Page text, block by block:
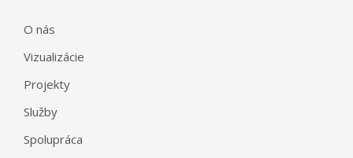
O nás
Vizualizácie
Projekty
Služby
Spolupráca